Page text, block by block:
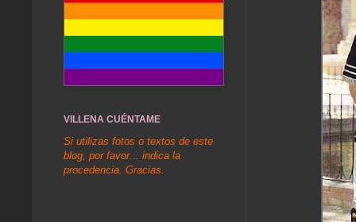
VILLENA CUÉNTAME
Si utilizas fotos o textos de este
blog, por favor... indica la
procedencia. Gracias.